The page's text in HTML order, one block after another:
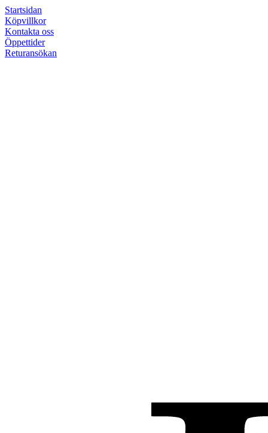
Startsidan
Köpvillkor
Kontakta oss
Öppettider
Returansökan